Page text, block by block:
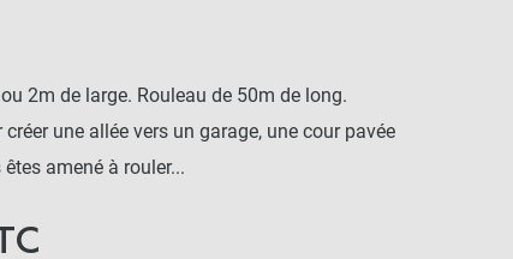
2m de large. Rouleau de 50m de long.
une allée vers un garage, une cour pavée
amené à rouler...